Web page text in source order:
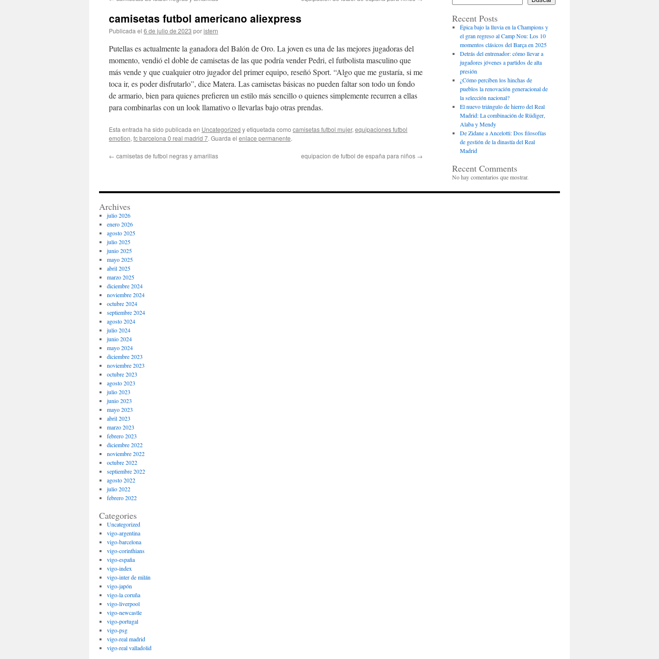
contenido
camisetas futbol americano aliexpress
Publicada el 6 de julio de 2023 poristern
Putellas es actualmente la ganadora del Balón de Oro. La joven es una de las mejores jugadoras del
momento, vendió el doble de camisetas de las que podría vender Pedri, el futbolista masculino que
más vende y que cualquier otro jugador del primer equipo, reseñó Sport. “Algo que me gustaría, si me
toca ir, es poder disfrutarlo”, dice Matera. Las camisetas básicas no pueden faltar son todo un fondo
de armario, bien para quienes prefieren un estilo más sencillo o quienes simplemente recurren a ellas
para combinarlas con un look llamativo o llevarlas bajo otras prendas.
Esta entrada ha sido publicada en Uncategorized y etiquetada como camisetas futbol mujer, equipaciones futbol
emotion, fc barcelona 0 real madrid 7. Guarda el enlace permanente.
← camisetas de futbol negras y amarillas equipacion de futbol de españa para niños →
Recent Posts
Épica bajo la lluvia en la Champions y
el gran regreso al Camp Nou: Los 10
momentos clásicos del Barça en 2025
Detrás del entrenador: cómo llevar a
jugadores jóvenes a partidos de alta
presión
¿Cómo perciben los hinchas de
pueblos la renovación generacional de
la selección nacional?
El nuevo triángulo de hierro del Real
Madrid: La combinación de Rüdiger,
Alaba y Mendy
De Zidane a Ancelotti: Dos filosofías
de gestión de la dinastía del Real
Madrid
Recent Comments
No hay comentarios que mostrar.
Archives
julio 2026
enero 2026
agosto 2025
julio 2025
junio 2025
mayo 2025
abril 2025
marzo 2025
diciembre 2024
noviembre 2024
octubre 2024
septiembre 2024
agosto 2024
julio 2024
junio 2024
mayo 2024
diciembre 2023
noviembre 2023
octubre 2023
agosto 2023
julio 2023
junio 2023
mayo 2023
abril 2023
marzo 2023
febrero 2023
diciembre 2022
noviembre 2022
octubre 2022
septiembre 2022
agosto 2022
julio 2022
febrero 2022
Categories
Uncategorized
vigo-argentina
vigo-barcelona
vigo-corinthians
vigo-españa
vigo-index
vigo-inter de milán
vigo-japón
vigo-la coruña
vigo-liverpool
vigo-newcastle
vigo-portugal
vigo-psg
vigo-real madrid
vigo-real valladolid